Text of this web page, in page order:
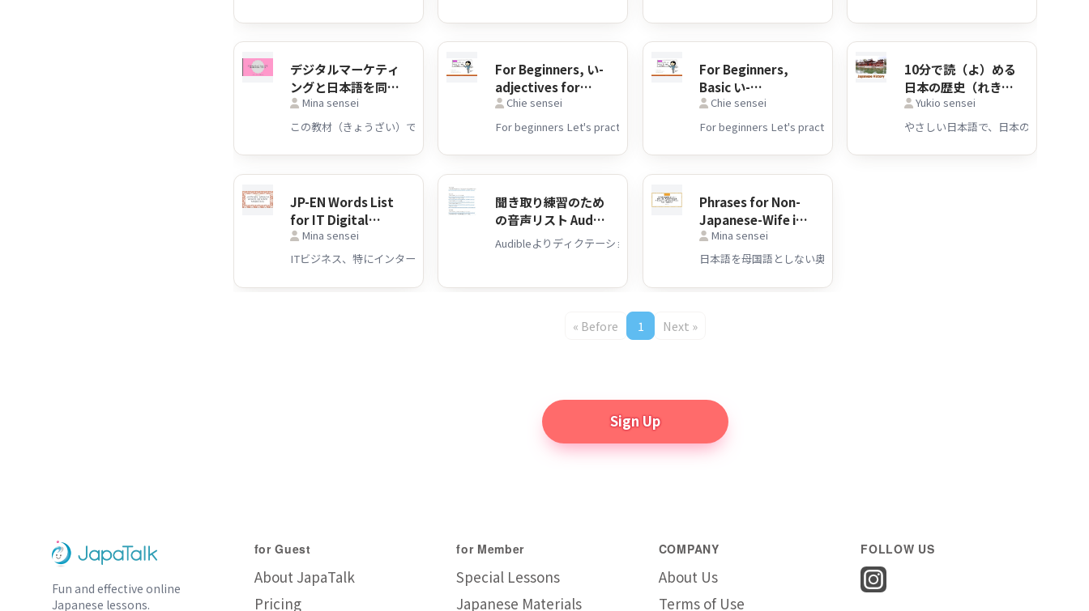
1000文字
字
字
デジタルマーケティ
ングと日本語を同時
に学ぶ（デジマの基
礎知識）
Mina sensei
For Beginners, い-
adjectives for
Taste Practice!
Chie sensei
For Beginners,
Basic い-
adjectives
Practice!
Chie sensei
10分で読（よ）める
日本の歴史（れき
し） Japanese
History
Yukio sensei
やさしい日本語で、日本の歴史（れ
JP-EN Words List
for IT Digital
Marketing 日英IT
マーケティング用語
Mina sensei
聞き取り練習のため
の音声リスト Audio
list for listening
Phrases for Non-
Japanese-Wife in
Japan 日本語を母国
語としない奥様
集
Mina sensei
« Before 1 Next »
Sign Up
Fun and effective online
Japanese lessons.
for Guest
About JapaTalk
Pricing
for Member
Special Lessons
Japanese Materials
COMPANY
About Us
Terms of Use
FOLLOW US